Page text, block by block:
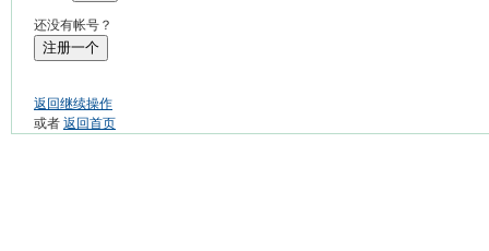
还没有帐号？
注册一个
返回继续操作
或者 返回首页